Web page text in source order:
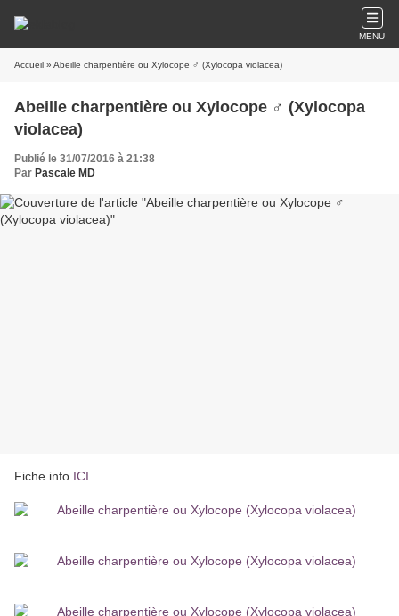
MENU
Accueil » Abeille charpentière ou Xylocope ♂ (Xylocopa violacea)
Abeille charpentière ou Xylocope ♂ (Xylocopa
violacea)
Publié le 31/07/2016 à 21:38
Par Pascale MD
Fiche info ICI